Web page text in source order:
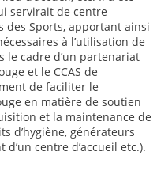
servirait de centre
des Sports, apportant ainsi
à l’utilisation de
le cadre d’un partenariat
et le CCAS de
de faciliter le
en matière de soutien
et la maintenance de
d’hygiène, générateurs
centre d’accueil etc.).